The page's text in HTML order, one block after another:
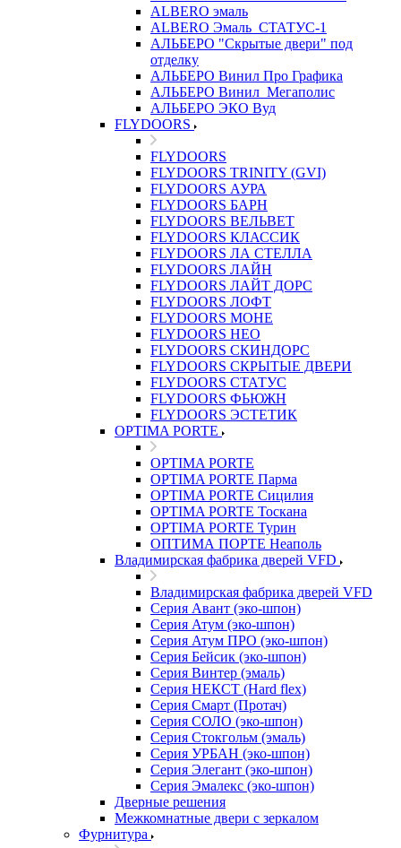
ALBERO эмаль
ALBERO Эмаль_СТАТУС-1
АЛЬБЕРО "Скрытые двери" под
отделку
АЛЬБЕРО Винил Про Графика
АЛЬБЕРО Винил_Мегаполис
АЛЬБЕРО ЭКО Вуд
FLYDOORS
FLYDOORS
FLYDOORS TRINITY (GVI)
FLYDOORS АУРА
FLYDOORS БАРН
FLYDOORS ВЕЛЬВЕТ
FLYDOORS КЛАССИК
FLYDOORS ЛА СТЕЛЛА
FLYDOORS ЛАЙН
FLYDOORS ЛАЙТ ДОРС
FLYDOORS ЛОФТ
FLYDOORS МОНЕ
FLYDOORS НЕО
FLYDOORS СКИНДОРС
FLYDOORS СКРЫТЫЕ ДВЕРИ
FLYDOORS СТАТУС
FLYDOORS ФЬЮЖН
FLYDOORS ЭСТЕТИК
OPTIMA PORTE
OPTIMA PORTE
OPTIMA PORTE Парма
OPTIMA PORTE Сицилия
OPTIMA PORTE Тоскана
OPTIMA PORTE Турин
ОПТИМА ПОРТЕ Неаполь
Владимирская фабрика дверей VFD
Владимирская фабрика дверей VFD
Серия Авант (эко-шпон)
Серия Атум (эко-шпон)
Серия Атум ПРО (эко-шпон)
Серия Бейсик (эко-шпон)
Серия Винтер (эмаль)
Серия НЕКСТ (Hard flex)
Серия Смарт (Протач)
Серия СОЛО (эко-шпон)
Серия Стокгольм (эмаль)
Серия УРБАН (эко-шпон)
Серия Элегант (эко-шпон)
Серия Эмалекс (эко-шпон)
Дверные решения
Межкомнатные двери c зеркалом
Фурнитура